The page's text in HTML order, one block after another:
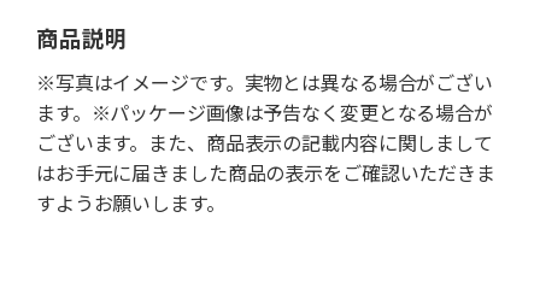
商品説明
※写真はイメージです。実物とは異なる場合がござい
ます。※パッケージ画像は予告なく変更となる場合が
ございます。また、商品表示の記載内容に関しまして
はお手元に届きました商品の表示をご確認いただきま
すようお願いします。